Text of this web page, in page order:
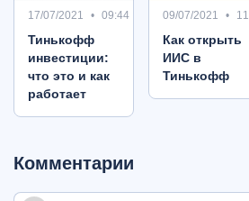
17/07/2021 09:44
Тинькофф
инвестиции:
что это и как
работает
09/07/2021
Как открыть
ИИС в
Тинькофф
Комментарии